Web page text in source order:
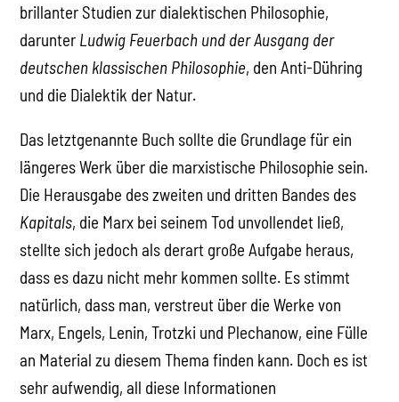
brillanter Studien zur dialektischen Philosophie,
darunter Ludwig Feuerbach und der Ausgang der
deutschen klassischen Philosophie, den Anti-Dühring
und die Dialektik der Natur.
Das letztgenannte Buch sollte die Grundlage für ein
längeres Werk über die marxistische Philosophie sein.
Die Herausgabe des zweiten und dritten Bandes des
Kapitals, die Marx bei seinem Tod unvollendet ließ,
stellte sich jedoch als derart große Aufgabe heraus,
dass es dazu nicht mehr kommen sollte. Es stimmt
natürlich, dass man, verstreut über die Werke von
Marx, Engels, Lenin, Trotzki und Plechanow, eine Fülle
an Material zu diesem Thema finden kann. Doch es ist
sehr aufwendig, all diese Informationen